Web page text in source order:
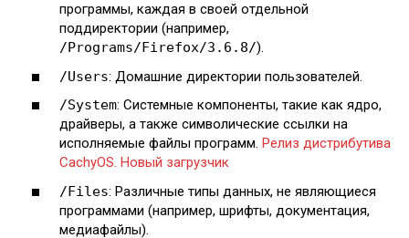
программы, каждая в своей отдельной
поддиректории (например,
/Programs/Firefox/3.6.8/).
/Users: Домашние директории пользователей.
/System: Системные компоненты, такие как ядро,
драйверы, а также символические ссылки на
исполняемые файлы программ. Релиз дистрибутива
CachyOS. Новый загрузчик
/Files: Различные типы данных, не являющиеся
программами (например, шрифты, документация,
медиафайлы).